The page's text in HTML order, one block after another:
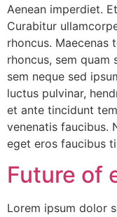
Aenean imperdiet.
Curabitur
rhoncus. Maecenas
rhoncus, sem quam
sem neque sed
luctus pulvinar,
et ante tincidunt
venenatis faucibus.
eget eros faucibus
Future of
Lorem ipsum dolor